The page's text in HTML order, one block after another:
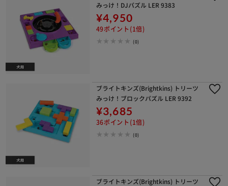
みっけ！DJパズル LER 9383
¥4,950
49ポイント(1倍)
(0)
ブライトキンズ(Brightkins) トリーツ
みっけ！ブロックパズル LER 9392
¥3,685
36ポイント(1倍)
(0)
ブライトキンズ(Brightkins) トリーツ